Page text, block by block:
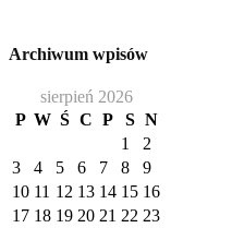
Archiwum wpisów
sierpień 2026
P W Ś C P S N
1
2
3
4 5 6 7 8
9
10 11 12 13 14 15 16
17 18 19 20 21 22 23